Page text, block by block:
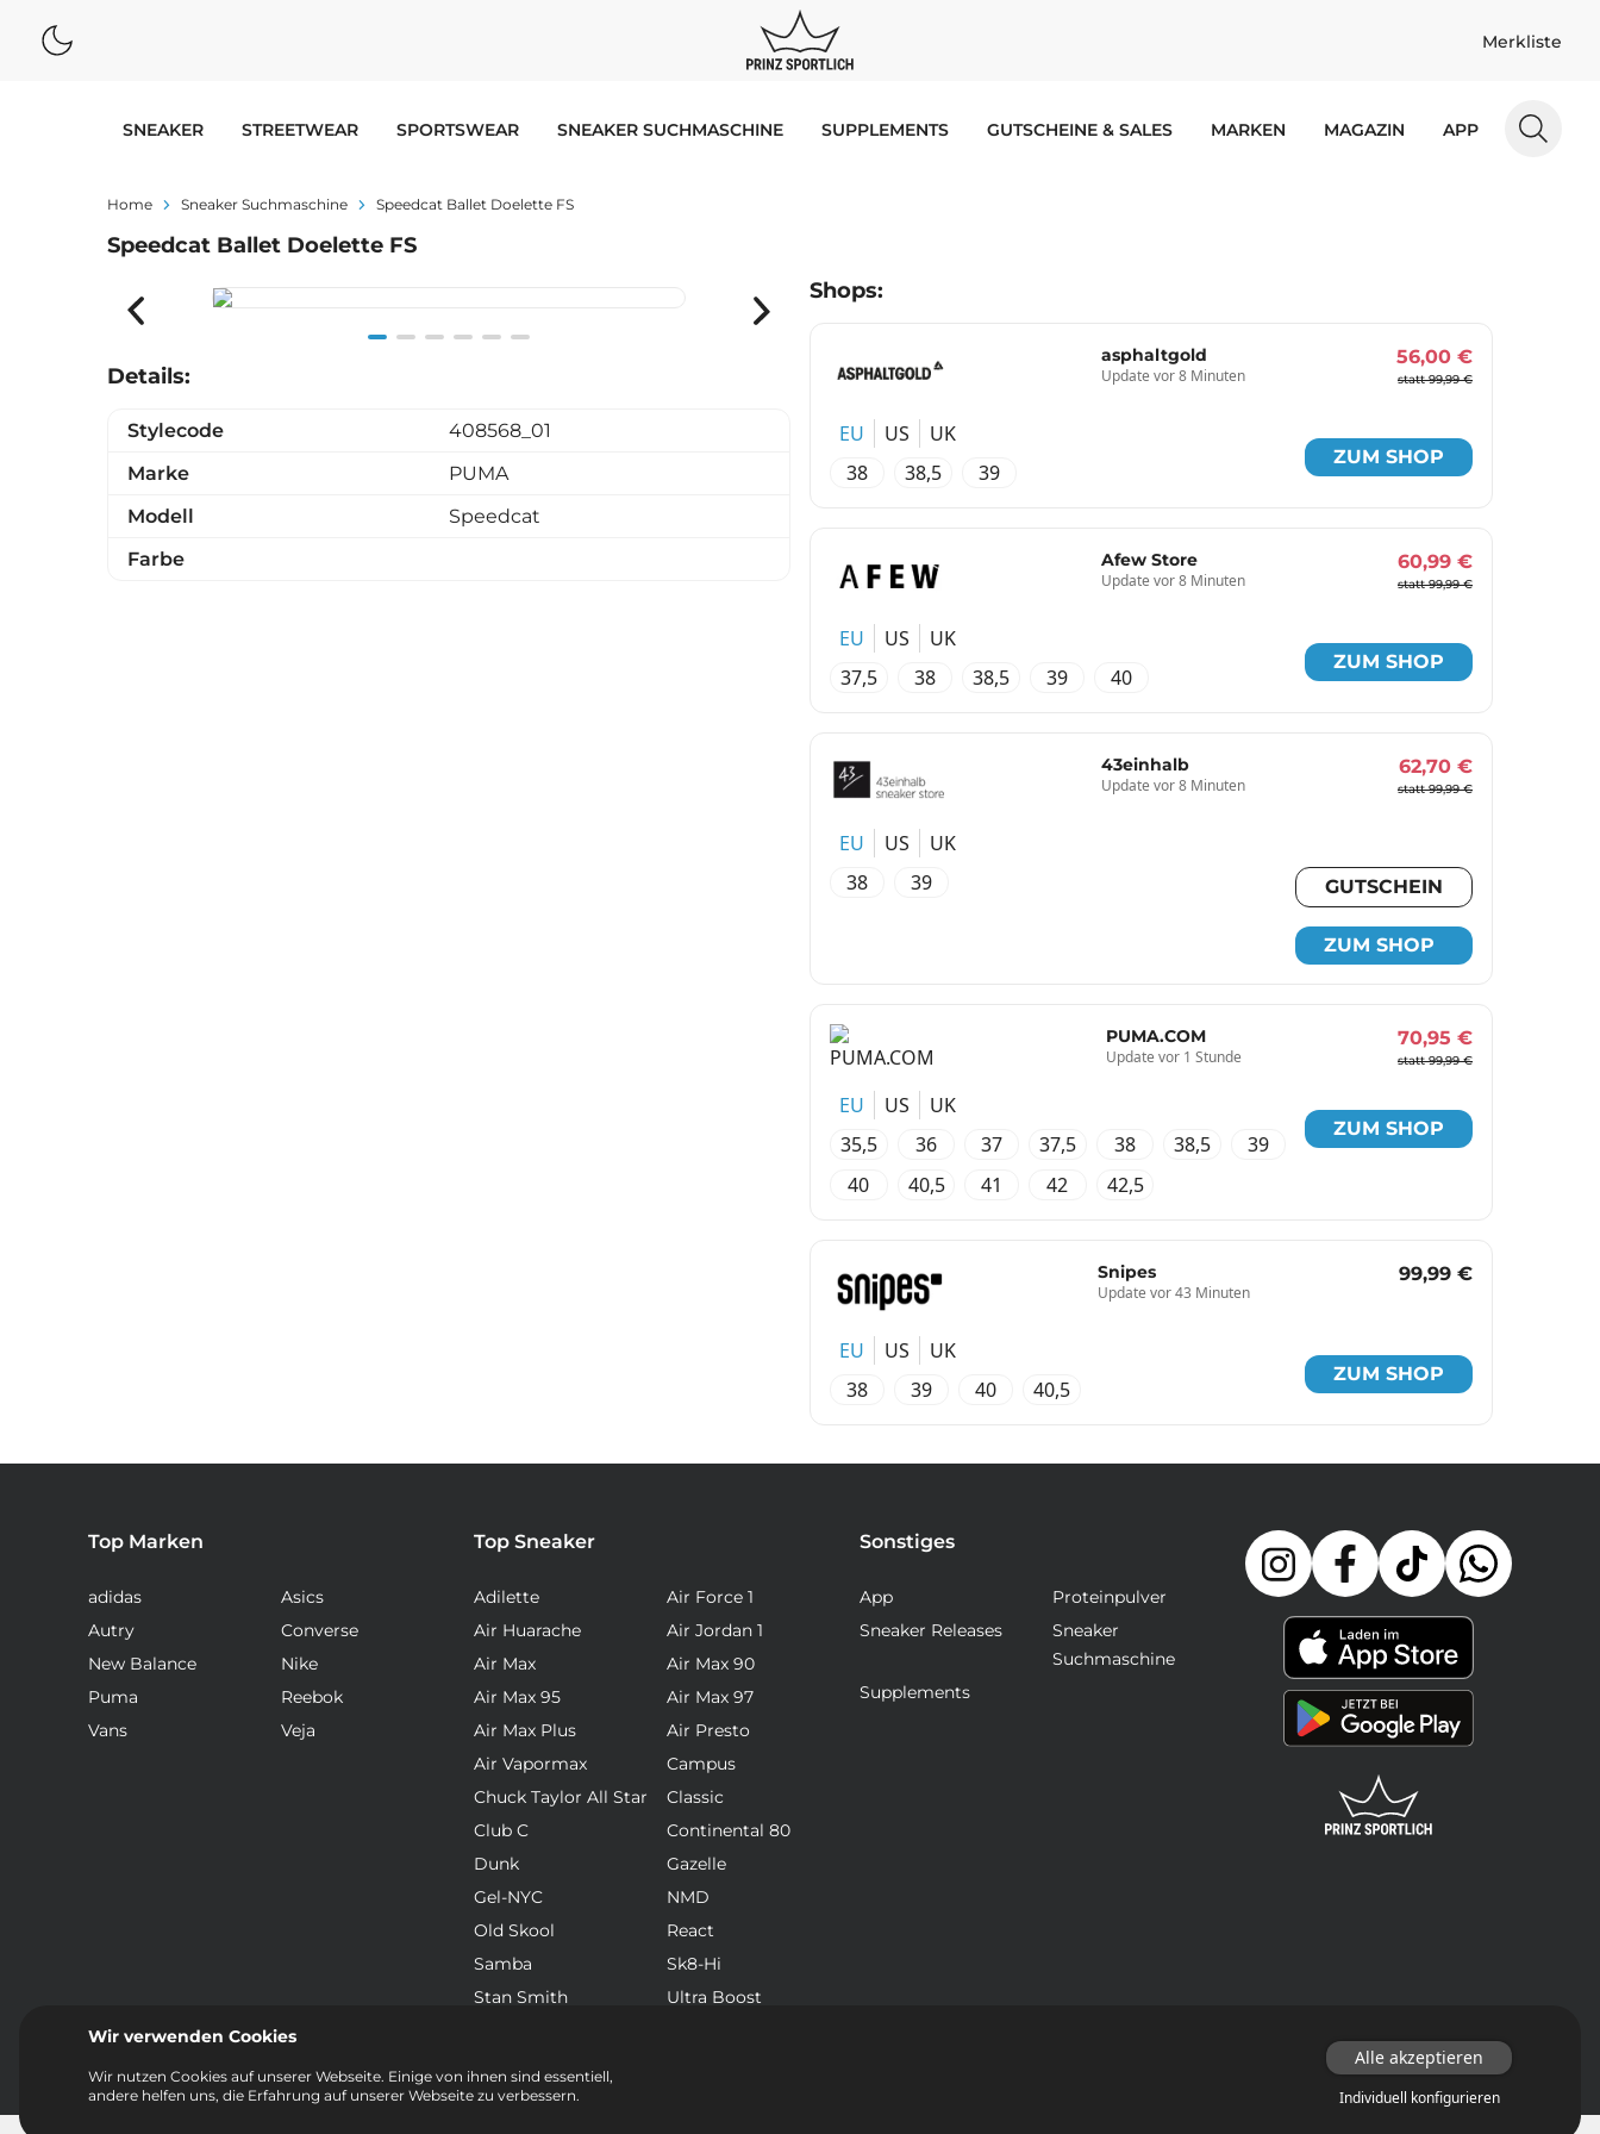
Merkliste
SNEAKER STREETWEAR SPORTSWEAR SNEAKER SUCHMASCHINE SUPPLEMENTS GUTSCHEINE & SALES MARKEN MAGAZIN APP
Home Sneaker Suchmaschine Speedcat Ballet Doelette FS
Speedcat Ballet Doelette FS
6
Shops:
asphaltgold
Update vor 8 Minuten
56,00 €
statt 99,99 €
EU US
UK
38
38,5 39
ZUM SHOP
Afew Store
Update vor 8 Minuten
60,99 €
statt 99,99 €
EU US
UK
37,5
38 38,5 39 40
ZUM SHOP
43einhalb
Update vor 8 Minuten
62,70 €
statt 99,99 €
EU US
UK
38
39 GUTSCHEIN
ZUM SHOP
PUMA.COM
Update vor 1 Stunde
70,95 €
statt 99,99 €
EU US
UK
35,5
36 37 37,5 38 38,5
39
40
40,5 41 42 42,5
ZUM SHOP
Snipes
Update vor 43 Minuten
99,99 €
EU US
UK
38
39 40 40,5
ZUM SHOP
Details:
Stylecode
408568_01
Marke
PUMA
Modell
Speedcat
Farbe
Top Marken
adidas
Asics
Autry
Converse
New Balance
Nike
Puma
Reebok
Vans
Veja
Top Sneaker
Adilette
Air Force 1
Air Huarache
Air Jordan 1
Air Max
Air Max 90
Air Max 95
Air Max 97
Air Max Plus
Air Presto
Air Vapormax
Campus
Chuck Taylor All Star
Classic
Club C
Continental 80
Dunk
Gazelle
Gel-NYC
NMD
Old Skool
React
Samba
Sk8-Hi
Stan Smith
Ultra Boost
Sonstiges
App
Proteinpulver
Sneaker Releases
Sneaker
Suchmaschine
Supplements
Wir verwenden Cookies
Wir nutzen Cookies auf unserer Webseite. Einige von ihnen sind essentiell,
andere helfen uns, die Erfahrung auf unserer Webseite zu verbessern.
Alle akzeptieren
Individuell konfigurieren